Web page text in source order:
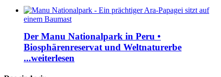
Der Manu Nationalpark in Peru •
Biosphärenreservat und Weltnaturerbe
...weiterlesen